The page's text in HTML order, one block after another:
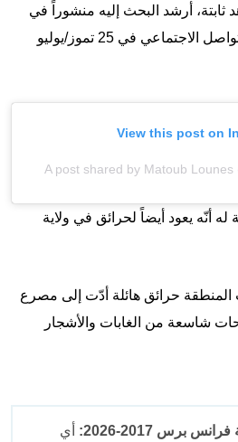
ثابتة، أرشد البحث إليه منشوراً في
مواقع التواصل الاجتماعي في 25 تموز/يوليو
View this post on
A post shared by Matoub
له أنّه يعود أيضاً لحرائق في ولاية
المنطقة حرائق هائلة أدّت إلى مصرع
شاسعة من الغابات والأشجار
برس 2017-2026:
أي